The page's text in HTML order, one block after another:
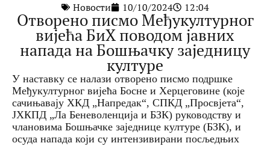
Новости 10/10/2024 12:04
Отворено писмо Међукултурног
вијећа БиХ поводом јавних
напада на Бошњачку заједницу
културе
У наставку се налази отворено писмо подршке
Међукултурног вијећа Босне и Херцеговине (које
сачињавају ХКД „Напредак“, СПКД „Просвјета“,
ЈХКПД „Ла Беневоленција и БЗК) руководству и
члановима Бошњачке заједнице културе (БЗК), и
осуда напада који су интензивирани посљедњих